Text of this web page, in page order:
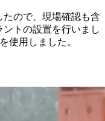
ので、現場確認も含
トの設置を行いまし
使用しました。